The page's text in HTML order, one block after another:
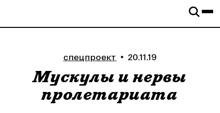
спецпроект 20.11.19
Мускулы и нервы
пролетариата